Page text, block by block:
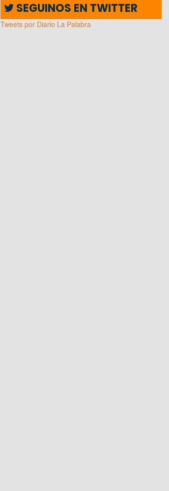
SEGUINOS EN TWITTER
Tweets por Diario La Palabra